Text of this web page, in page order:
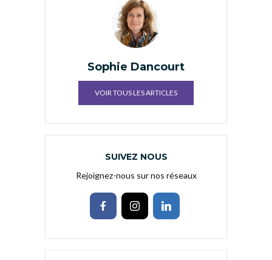
Sophie Dancourt
VOIR TOUS LES ARTICLES
SUIVEZ NOUS
Rejoignez-nous sur nos réseaux